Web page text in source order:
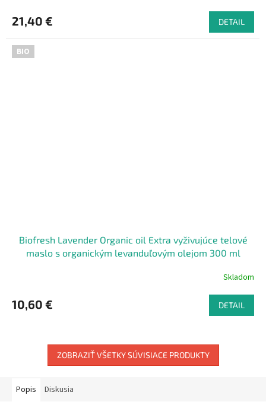
21,40 € DETAIL
BIO
Biofresh Lavender Organic oil Extra vyživujúce telové
maslo s organickým levanduľovým olejom 300 ml
Skladom
10,60 € DETAIL
ZOBRAZIŤ VŠETKY SÚVISIACE PRODUKTY
Popis Diskusia